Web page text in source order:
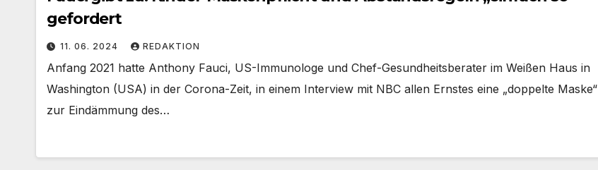
gefordert
11. 06. 2024 REDAKTION
Anfang 2021 hatte Anthony Fauci, US-Immunologe und Chef-Gesundheitsberater im Weißen Haus in
Washington (USA) in der Corona-Zeit, in einem Interview mit NBC allen Ernstes eine „doppelte Maske“
zur Eindämmung des…